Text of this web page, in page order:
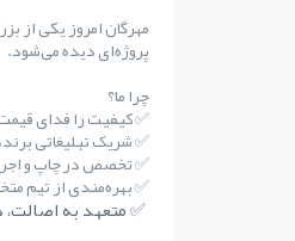
مهرگان امروز یکی از
پروژه‌ای دیده می‌شود.
چرا ما؟
✅ کیفیت را فدای
✅ شریک تبلیغاتی
✅ تخصص در چاپ و
✅ بهره‌مندی از تیم
✅ متعهد به